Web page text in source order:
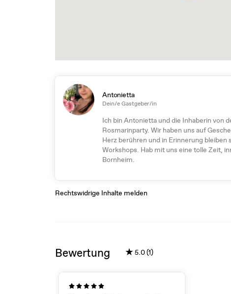
Antonietta
Dein/e Gastgeber/in
Ich bin Antonietta und die Inhaberin von
Rosmarinparty. Wir haben uns auf
Herz berühren und in Erinnerung bleiben
Workshops. Hab mit uns eine tolle Zeit,
Bornheim.
Rechtswidrige Inhalte melden
Bewertung ★5.0 (1)